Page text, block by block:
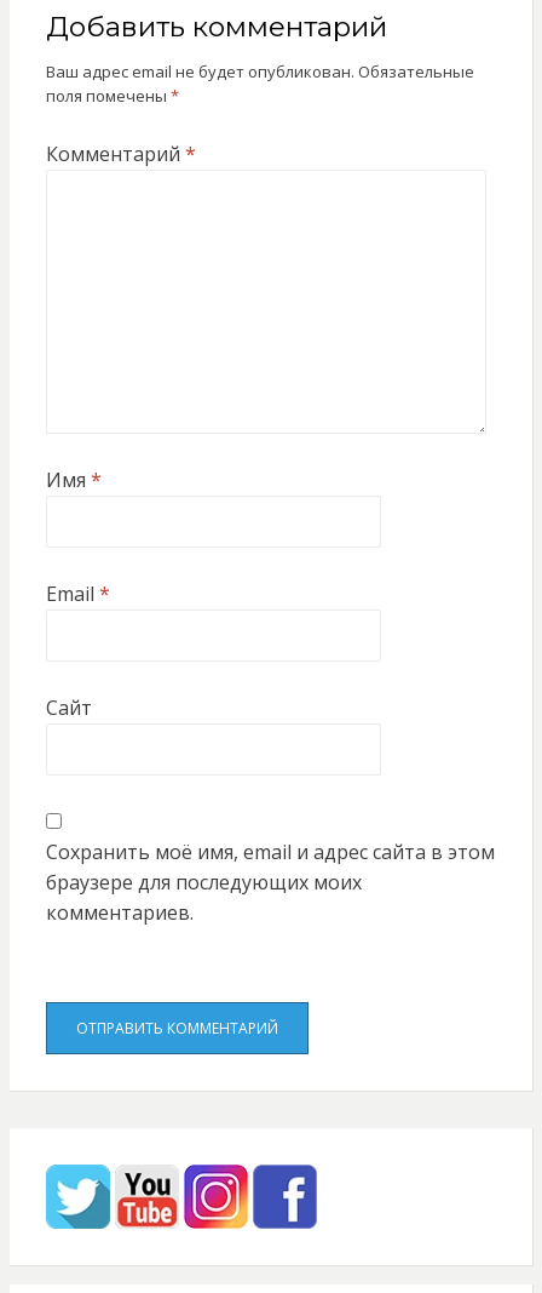
Добавить комментарий
Ваш адрес email не будет опубликован. Обязательные
поля помечены *
Комментарий *
Имя *
Email *
Сайт
Сохранить моё имя, email и адрес сайта в этом
браузере для последующих моих
комментариев.